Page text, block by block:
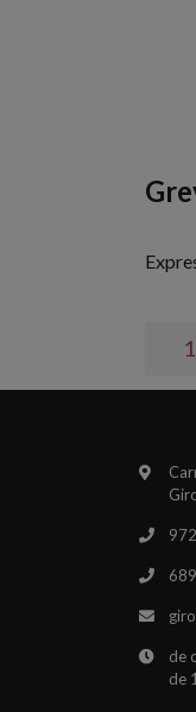
de
de